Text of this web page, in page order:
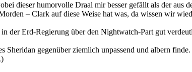
dieser humorvolle Draal mir besser gefällt als der aus
– Clark auf diese Weise hat was, da wissen wir
der Erd-Regierung über den Nightwatch-Part gut
Sheridan gegenüber ziemlich unpassend und albern